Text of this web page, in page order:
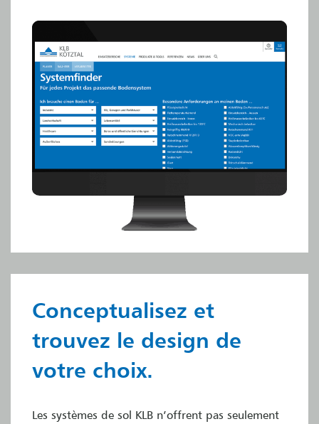
Conceptualisez et
trouvez le design de
votre choix.
Les systèmes de sol KLB n’offrent pas seulement